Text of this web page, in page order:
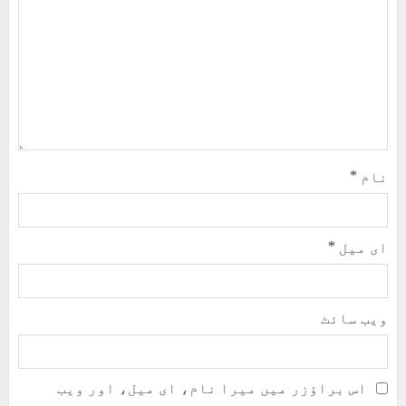
نام *
ای میل *
ویب‌ سائٹ
اس براؤزر میں میرا نام، ای میل، اور ویب